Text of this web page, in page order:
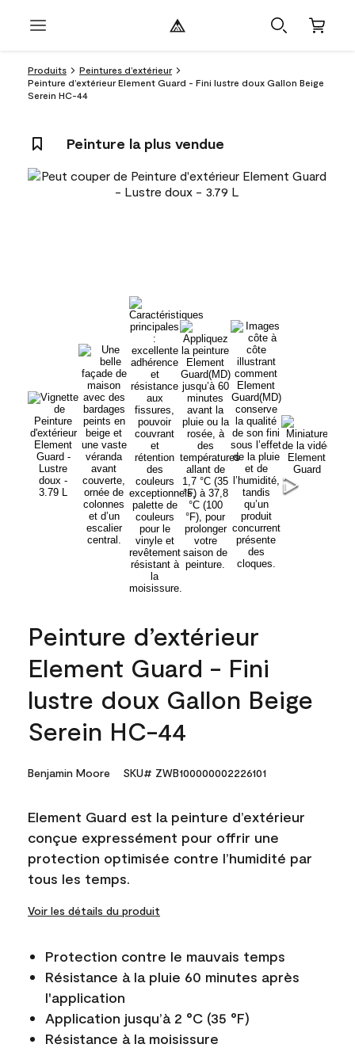
Produits
Peintures d’extérieur
Peinture d’extérieur Element Guard - Fini lustre doux Gallon Beige
Serein HC-44
Peinture la plus vendue
Peinture d’extérieur
Element Guard - Fini
lustre doux Gallon Beige
Serein HC-44
Benjamin Moore SKU# ZWB100000002226101
Element Guard est la peinture d’extérieur
conçue expressément pour offrir une
protection optimisée contre l’humidité par
tous les temps.
Voir les détails du produit
Protection contre le mauvais temps
Résistance à la pluie 60 minutes après
l'application
Application jusqu’à 2 °C (35 °F)
Résistance à la moisissure